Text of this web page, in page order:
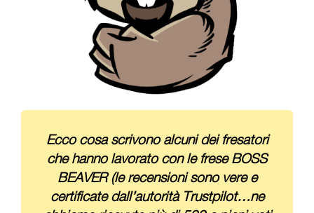
Ecco cosa scrivono alcuni dei fresatori
che hanno lavorato con le frese BOSS
BEAVER (le recensioni sono vere e
certificate dall’autorità Trustpilot…ne